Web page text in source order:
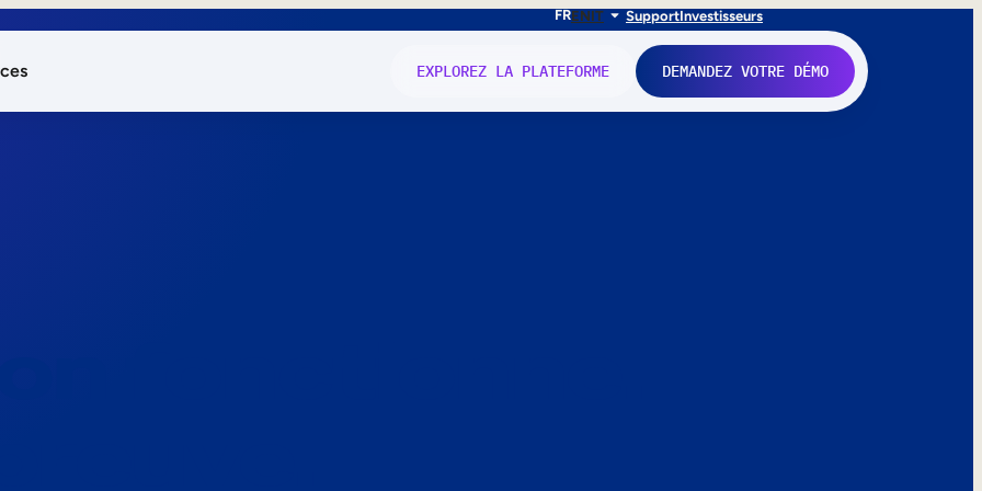
FRENIT SupportInvestisseurs
EXPLOREZ LA PLATEFORME DEMANDEZ VOTRE DÉMO